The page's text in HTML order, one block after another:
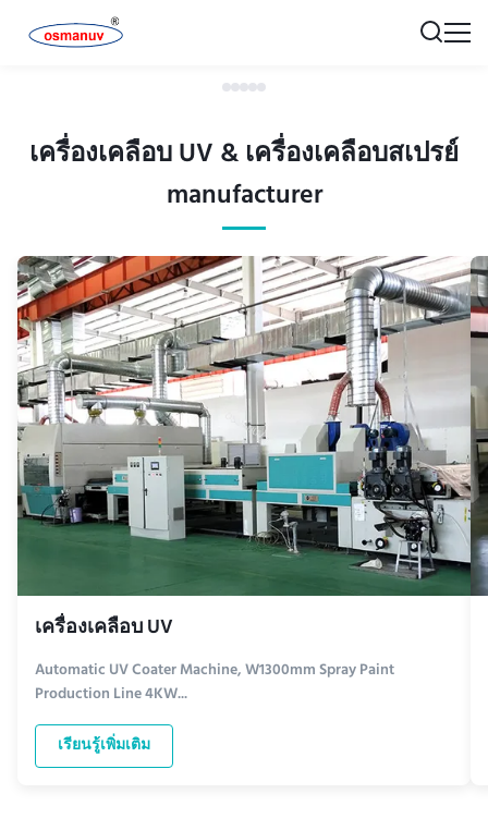
เครื่องเคลือบ UV & เครื่องเคลือบสเปรย์
manufacturer
เครื่องเคลือบ UV
Automatic UV Coater Machine, W1300mm Spray Paint
Production Line 4KW...
เรียนรู้เพิ่มเติม